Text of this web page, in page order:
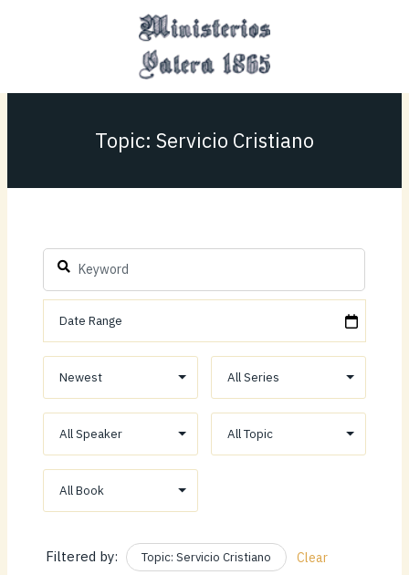
Topic: Servicio Cristiano
Filtered by: Topic: Servicio Cristiano Clear